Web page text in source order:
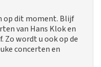
op dit moment. Blijf
van Hans Klok en
Zo wordt u ook op de
concerten en